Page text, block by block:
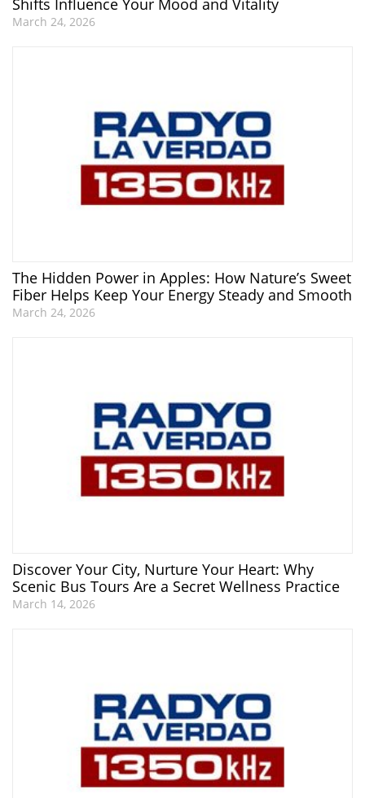
March 24, 2026
The Hidden Power in Apples: How Nature’s Sweet
Fiber Helps Keep Your Energy Steady and Smooth
March 24, 2026
Discover Your City, Nurture Your Heart: Why
Scenic Bus Tours Are a Secret Wellness Practice
March 14, 2026